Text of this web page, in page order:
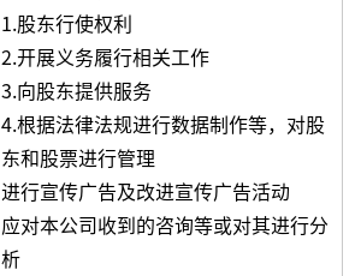
1.股东行使权利
2.开展义务履行相关工作
3.向股东提供服务
4.根据法律法规进行数据制作等，对股
东和股票进行管理
进行宣传广告及改进宣传广告活动
应对本公司收到的咨询等或对其进行分
析